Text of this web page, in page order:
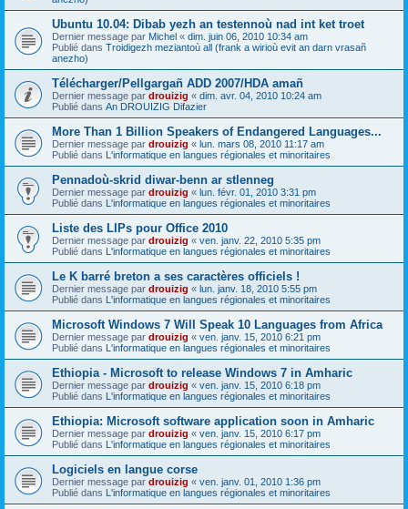
Ubuntu 10.04: Dibab yezh an testennoù nad int ket troet
Dernier message par Michel « dim. juin 06, 2010 10:34 am
Publié dans Troidigezh meziantoù all (frank a wirioù evit an darn vrasañ
anezho)
Télécharger/Pellgargañ ADD 2007/HDA amañ
Dernier message par drouizig « dim. avr. 04, 2010 10:24 am
Publié dans An DROUIZIG Difazier
More Than 1 Billion Speakers of Endangered Languages...
Dernier message par drouizig « lun. mars 08, 2010 11:17 am
Publié dans L'informatique en langues régionales et minoritaires
Pennadoù-skrid diwar-benn ar stlenneg
Dernier message par drouizig « lun. févr. 01, 2010 3:31 pm
Publié dans L'informatique en langues régionales et minoritaires
Liste des LIPs pour Office 2010
Dernier message par drouizig « ven. janv. 22, 2010 5:35 pm
Publié dans L'informatique en langues régionales et minoritaires
Le K barré breton a ses caractères officiels !
Dernier message par drouizig « lun. janv. 18, 2010 5:55 pm
Publié dans L'informatique en langues régionales et minoritaires
Microsoft Windows 7 Will Speak 10 Languages from Africa
Dernier message par drouizig « ven. janv. 15, 2010 6:21 pm
Publié dans L'informatique en langues régionales et minoritaires
Ethiopia - Microsoft to release Windows 7 in Amharic
Dernier message par drouizig « ven. janv. 15, 2010 6:18 pm
Publié dans L'informatique en langues régionales et minoritaires
Ethiopia: Microsoft software application soon in Amharic
Dernier message par drouizig « ven. janv. 15, 2010 6:17 pm
Publié dans L'informatique en langues régionales et minoritaires
Logiciels en langue corse
Dernier message par drouizig « ven. janv. 01, 2010 1:36 pm
Publié dans L'informatique en langues régionales et minoritaires